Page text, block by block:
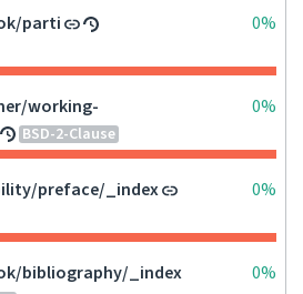
parti 0%
working-
BSD-2-Clause
0%
preface/_index 0%
bibliography/_index 0%